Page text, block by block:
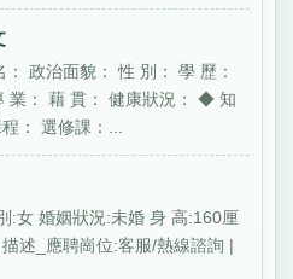
政治面貌： 性 別： 學 歷：
業： 藉 貫： 健康狀況： ◆ 知
： 選修課：...
:女 婚姻狀況:未婚 身 高:160厘
述_應聘崗位:客服/熱線諮詢 |